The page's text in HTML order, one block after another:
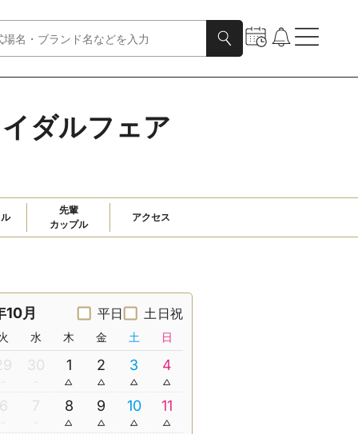
ダルフェア
先輩
カップル
アクセス
月 平日 土日祝
水 木 金 土 日
30 1 2 3 4
7 8 9 10 11